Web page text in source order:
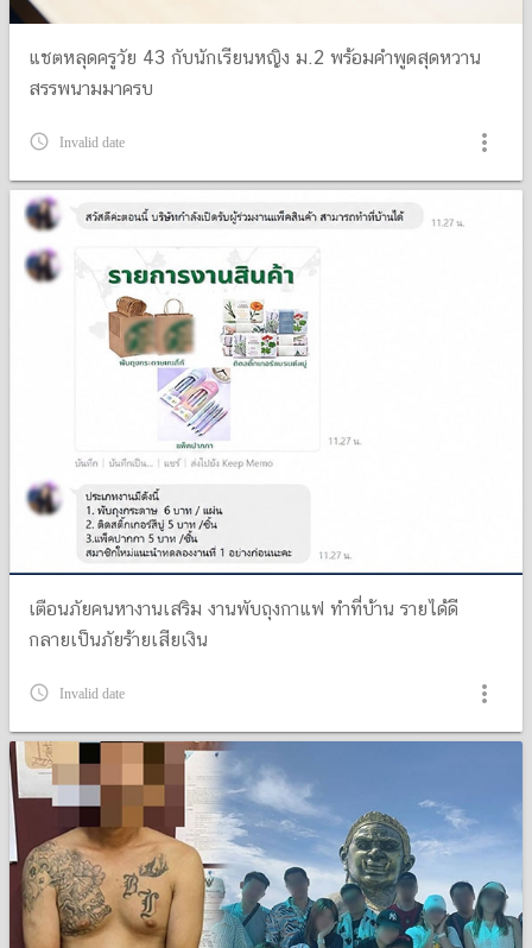
แชตหลุดครูวัย 43 กับนักเรียนหญิง ม.2 พร้อมคำพูดสุดหวาน
สรรพนามมาครบ
query_builder Invalid date more_vert
เตือนภัยคนหางานเสริม งานพับถุงกาแฟ ทำที่บ้าน รายได้ดี
กลายเป็นภัยร้ายเสียเงิน
query_builder Invalid date more_vert